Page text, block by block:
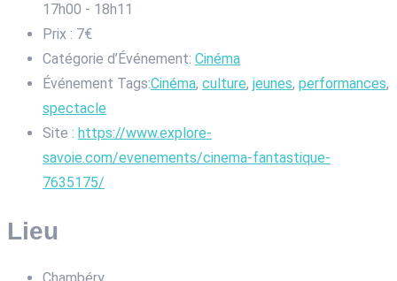
17h00 - 18h11
Prix : 7€
Catégorie d’Événement: Cinéma
Événement Tags:Cinéma, culture, jeunes, performances,
spectacle
Site : https://www.explore-
savoie.com/evenements/cinema-fantastique-
7635175/
Lieu
Chambéry